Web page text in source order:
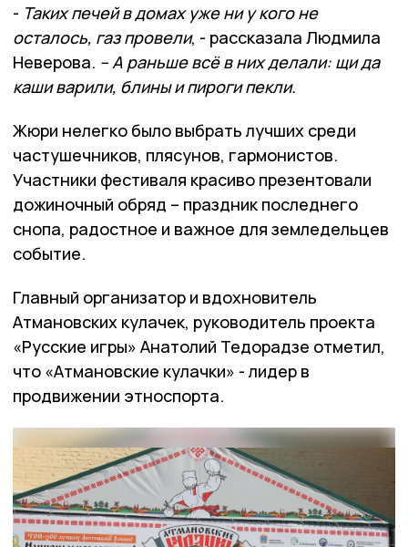
- Таких печей в домах уже ни у кого не
осталось, газ провели, - рассказала Людмила
Неверова. – А раньше всё в них делали: щи да
каши варили, блины и пироги пекли.
Жюри нелегко было выбрать лучших среди
частушечников, плясунов, гармонистов.
Участники фестиваля красиво презентовали
дожиночный обряд – праздник последнего
снопа, радостное и важное для земледельцев
событие.
Главный организатор и вдохновитель
Атмановских кулачек, руководитель проекта
«Русские игры» Анатолий Тедорадзе отметил,
что «Атмановские кулачки» - лидер в
продвижении этноспорта.